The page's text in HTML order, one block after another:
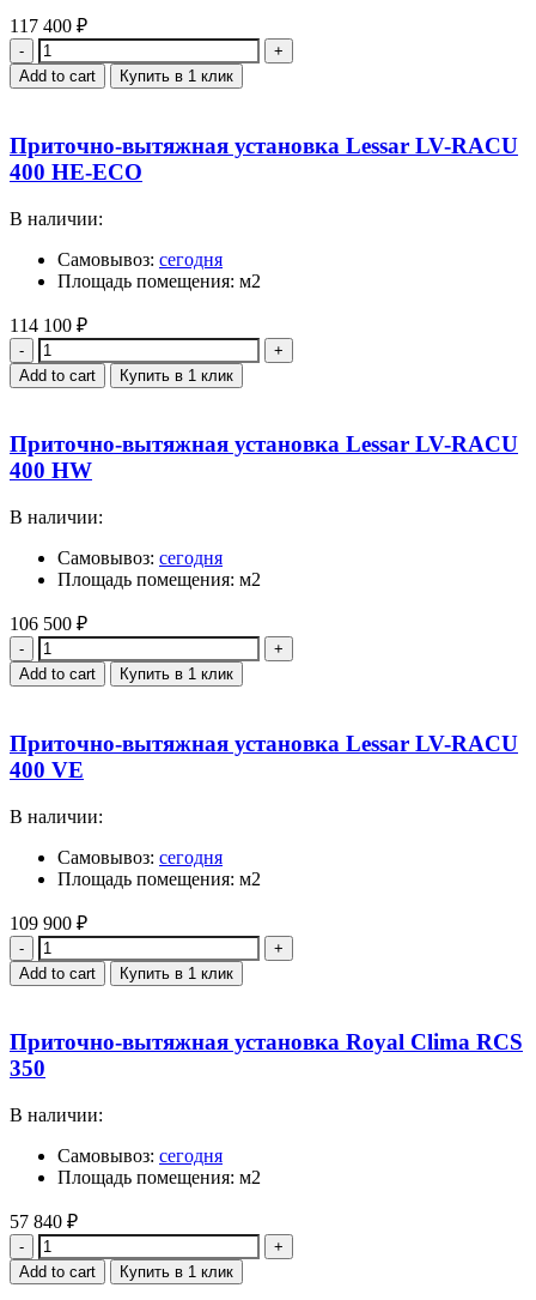
117 400 ₽
Quantity
Add to cart Купить в 1 клик
Приточно-вытяжная установка Lessar LV-RACU
400 HE-ECO
В наличии:
Самовывоз: сегодня
Площадь помещения: м2
114 100 ₽
Quantity
Add to cart Купить в 1 клик
Приточно-вытяжная установка Lessar LV-RACU
400 HW
В наличии:
Самовывоз: сегодня
Площадь помещения: м2
106 500 ₽
Quantity
Add to cart Купить в 1 клик
Приточно-вытяжная установка Lessar LV-RACU
400 VE
В наличии:
Самовывоз: сегодня
Площадь помещения: м2
109 900 ₽
Quantity
Add to cart Купить в 1 клик
Приточно-вытяжная установка Royal Clima RCS
350
В наличии:
Самовывоз: сегодня
Площадь помещения: м2
57 840 ₽
Quantity
Add to cart Купить в 1 клик